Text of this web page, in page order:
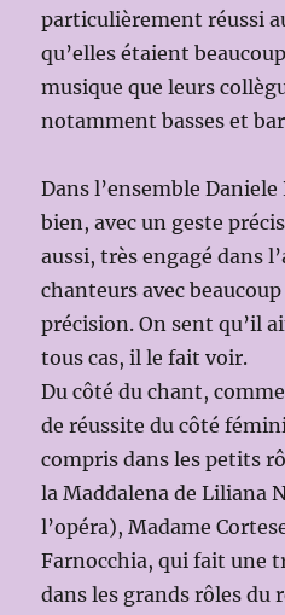
particulièrement réussi
qu’elles étaient
musique que leurs
notamment basses et
Dans l’ensemble
bien, avec un geste
aussi, très engagé dans
chanteurs avec
précision. On sent qu’il
tous cas, il le fait voir.
Du côté du chant,
de réussite du côté
compris dans les petits
la Maddalena de Liliana
l’opéra), Madame
Farnocchia, qui fait une
dans les grands rôles du